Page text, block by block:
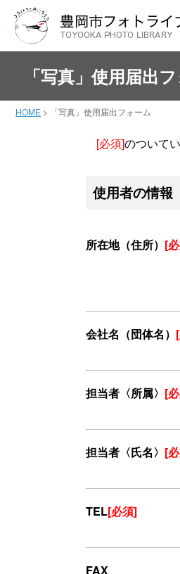
「写真」使用届出
HOME > 「写真」使用届出フォーム
[必須]のついて
使用者の情報
所在地（住所） [
会社名（団体名）
担当者〈所属〉 [
担当者〈氏名〉 [
TEL[必須]
FAX